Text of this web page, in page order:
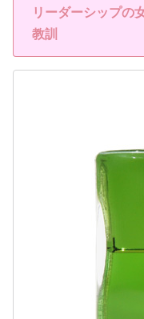
リーダーシップの
教訓